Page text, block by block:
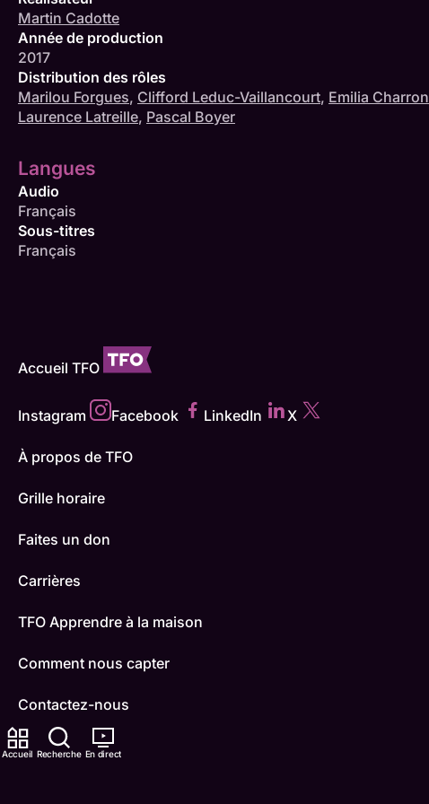
Accueil Recherche En direct
Martin Cadotte
Année de production
2017
Distribution des rôles
Marilou Forgues, Clifford Leduc-Vaillancourt, Emilia Charron
Laurence Latreille, Pascal Boyer
Langues
Audio
Français
Sous-titres
Français
Accueil TFO
Instagram Facebook LinkedIn X
À propos de TFO
Grille horaire
Faites un don
Carrières
TFO Apprendre à la maison
Comment nous capter
Contactez-nous
ONFR